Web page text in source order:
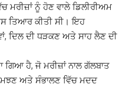
ਮਰੀਜ਼ਾਂ ਨੂੰ ਹੋਣ ਵਾਲੇ ਡਿਲੀਰੀਅਮ
ਤਿਆਰ ਕੀਤੀ ਸੀ। ਇਹ
ਦਿਲ ਦੀ ਧੜਕਣ ਅਤੇ ਸਾਹ ਲੈਣ ਦੀ
ਗਿਆ ਹੈ, ਜੋ ਮਰੀਜ਼ਾਂ ਨਾਲ ਗੱਲਬਾਤ
ਅਤੇ ਸੰਭਾਲਣ ਵਿੱਚ ਮਦਦ